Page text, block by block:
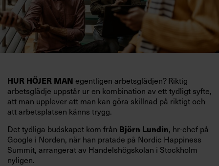
HUR HÖJER MAN egentligen arbetsglädjen? Riktig
arbetsglädje uppstår ur en kombination av ett tydligt syfte,
att man upplever att man kan göra skillnad på riktigt och
att arbetsplatsen känns trygg.
Det tydliga budskapet kom från Björn Lundin, hr-chef på
Google i Norden, när han pratade på Nordic Happiness
Summit, arrangerat av Handelshögskolan i Stockholm
nyligen.